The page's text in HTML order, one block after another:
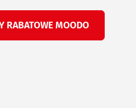
RABATOWE MOODO